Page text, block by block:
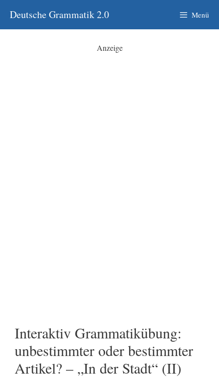
Inhalt
springen
Deutsche Grammatik 2.0 Menü
Anzeige
Interaktiv Grammatikübung:
unbestimmter oder bestimmter
Artikel? – „In der Stadt“ (II)